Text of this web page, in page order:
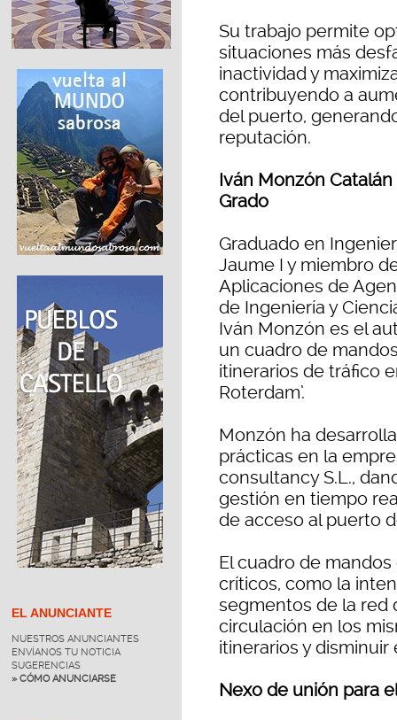
EL ANUNCIANTE
NUESTROS ANUNCIANTES
ENVÍANOS TU NOTICIA
SUGERENCIAS
» CÓMO ANUNCIARSE
Su trabajo permite
situaciones más
inactividad y
contribuyendo a
del puerto,
reputación.
Iván Monzón
Grado
Graduado en
Jaume I y miembro
Aplicaciones de
de Ingeniería y
Iván Monzón es el
un cuadro de
itinerarios de tráfico
Roterdam’.
Monzón ha
prácticas en la
consultancy S.L.,
gestión en tiempo
de acceso al puerto
El cuadro de
críticos, como la
segmentos de la red
circulación en los
itinerarios y
Nexo de unión para